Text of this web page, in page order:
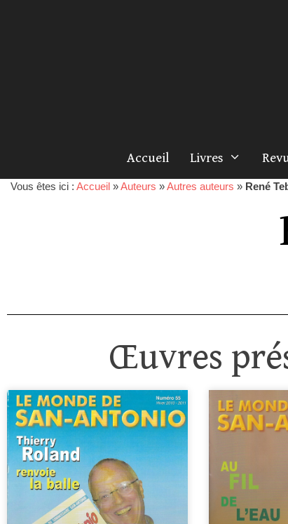
Accueil Livres
Vous êtes ici : Accueil »Auteurs »Autres auteurs » René
Œuvres